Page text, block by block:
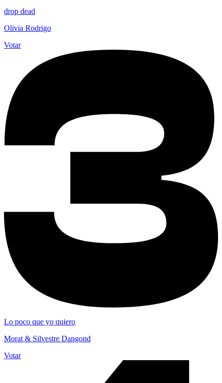
drop dead
Olivia Rodrigo
Votar
Lo poco que yo quiero
Morat & Silvestre Dangond
Votar